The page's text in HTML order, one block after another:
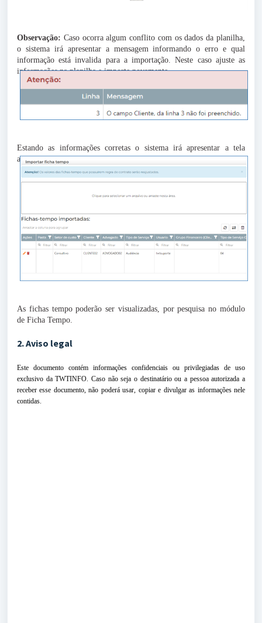
Observação: Caso ocorra algum conflito com os dados da planilha,
o sistema irá apresentar a mensagem informando o erro e qual
informação está invalida para a importação. Neste caso ajuste as
informações na planilha e importe novamente.
Estando as informações corretas o sistema irá apresentar a tela
abaixo com todas as Fichas Tempo adicionadas:
As fichas tempo poderão ser visualizadas, por pesquisa no módulo
de Ficha Tempo.
2. Aviso legal
Este documento contém informações confidenciais ou privilegiadas de uso
exclusivo da TWTINFO. Caso não seja o destinatário ou a pessoa autorizada a
receber esse documento, não poderá usar, copiar e divulgar as informações nele
contidas.